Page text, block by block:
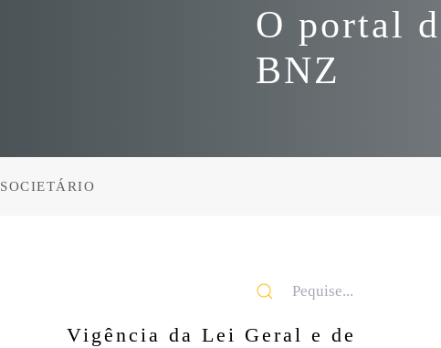
O portal
BNZ
SOCIETÁRIO
Vigência da Lei Geral e de